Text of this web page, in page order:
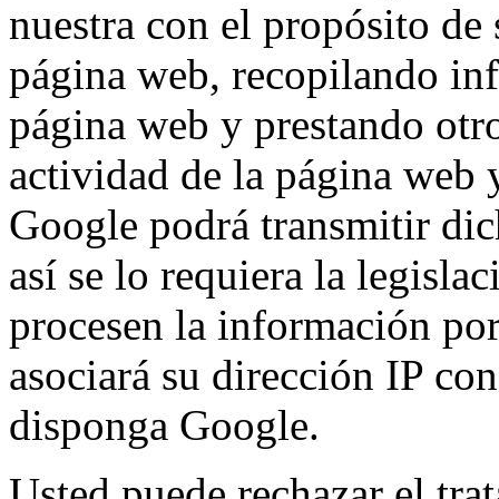
nuestra con el propósito
página web, recopilando
página web y prestando
actividad de la página web
Google podrá transmitir
así se lo requiera la
procesen la información
asociará su dirección IP
disponga Google.